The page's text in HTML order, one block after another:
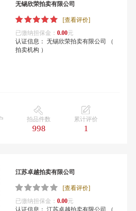
无锡欣荣拍卖有限公司
[查看评价]
已缴纳担保金： 0.00元
认证信息： 无锡欣荣拍卖有限公司 （
拍卖机构 ）
拍品件数
998
累计评价
1
江苏卓越拍卖有限公司
[查看评价]
已缴纳担保金： 0.00元
认证信息： 江苏卓越拍卖有限公司 （